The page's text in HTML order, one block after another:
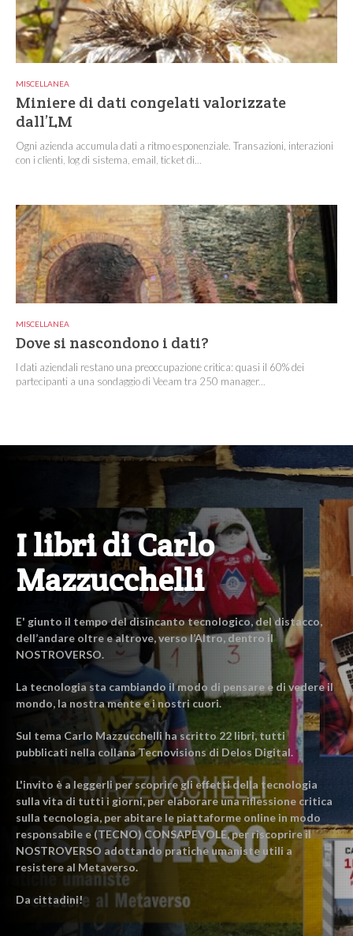
MISCELLANEA
Miniere di dati congelati valorizzate
dall’LM
Ogni azienda accumula dati a ritmo esponenziale. Transazioni, interazioni
con i clienti, log di sistema, email, ticket di...
MISCELLANEA
Dove si nascondono i dati?
I dati aziendali restano una preoccupazione critica: quasi il 60% dei
partecipanti a una sondaggio di Veeam tra 250 manager...
I libri di Carlo
Mazzucchelli
E' giunto il tempo del disincanto tecnologico, del distacco,
dell’andare oltre e altrove, verso l’Altro, dentro il
NOSTROVERSO.
La tecnologia sta cambiando il modo di pensare e di vedere il
mondo, la nostra mente e i nostri cuori.
Sul tema Carlo Mazzucchelli ha scritto 22 libri, tutti
pubblicati nella collana Tecnovisions di Delos Digital.
L'invito è a leggerli per scoprire gli effetti della tecnologia
sulla vita di tutti i giorni, per elaborare una riflessione critica
sulla tecnologia, per abitare le piattaforme online in modo
responsabile e (TECNO) CONSAPEVOLE, per riscoprire il
NOSTROVERSO adottando pratiche umaniste utili a
resistere al Metaverso.
Da cittadini!